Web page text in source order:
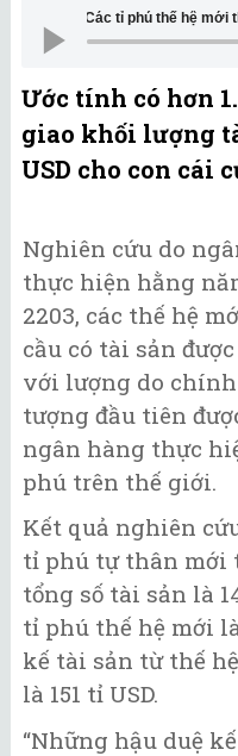
Các tỉ phú thế hệ mới
Ước tính có hơn
giao khối lượng
USD cho con cái
Nghiên cứu do
thực hiện hằng
2203, các thế hệ
cầu có tài sản
với lượng do
tượng đầu tiên
ngân hàng thực
phú trên thế giới.
Kết quả nghiên
tỉ phú tự thân mới
tổng số tài sản là
tỉ phú thế hệ mới
kế tài sản từ thế
là 151 tỉ USD.
“Những hậu duệ